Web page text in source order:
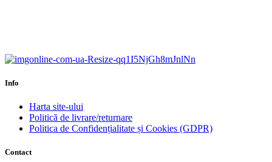
Info
Harta site-ului
Politică de livrare/returnare
Politica de Confidențialitate și Cookies (GDPR)
Contact